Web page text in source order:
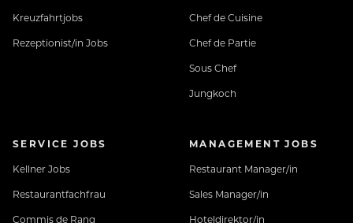
Kreuzfahrtjobs
Rezeptionist/in Jobs
Chef de Cuisine
Chef de Partie
Sous Chef
Jungkoch
SERVICE JOBS
Kellner Jobs
Restaurantfachfrau
Commis de Rang
MANAGEMENT JOBS
Restaurant Manager/in
Sales Manager/in
Hoteldirektor/in